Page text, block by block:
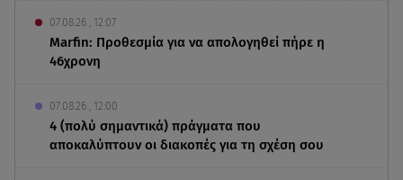
07.08.26 , 12:07
Marfin: Προθεσμία για να απολογηθεί πήρε η
46χρονη
07.08.26 , 12:00
4 (πολύ σημαντικά) πράγματα που
αποκαλύπτουν οι διακοπές για τη σχέση σου